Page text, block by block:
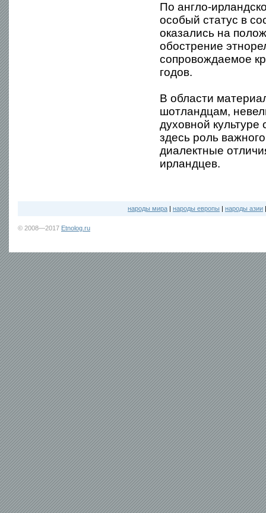
По англо-
особый статус в
оказались на
обострение
сопровождаемое
годов.
В области
шотландцам,
духовной
здесь роль
диалектные
ирландцев.
народы мира | народы европы | народы азии
© 2008—2017 Etnolog.ru